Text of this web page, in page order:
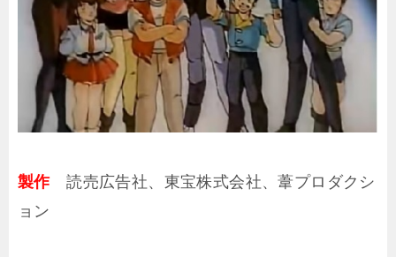
製作読売広告社、東宝株式会社、葦プロダクシ
ョン